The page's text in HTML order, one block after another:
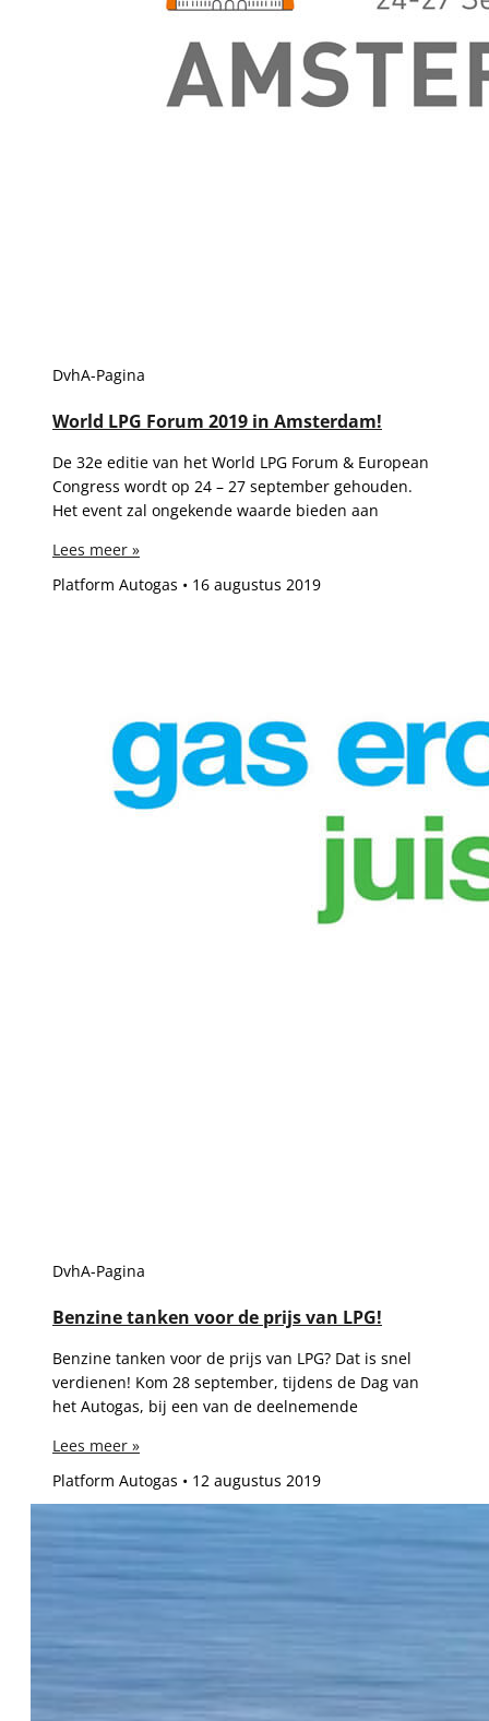
DvhA-Pagina
World LPG Forum 2019 in Amsterdam!
De 32e editie van het World LPG Forum & European
Congress wordt op 24 – 27 september gehouden.
Het event zal ongekende waarde bieden aan
Lees meer »
Platform Autogas
16 augustus 2019
DvhA-Pagina
Benzine tanken voor de prijs van LPG!
Benzine tanken voor de prijs van LPG? Dat is snel
verdienen! Kom 28 september, tijdens de Dag van
het Autogas, bij een van de deelnemende
Lees meer »
Platform Autogas
12 augustus 2019